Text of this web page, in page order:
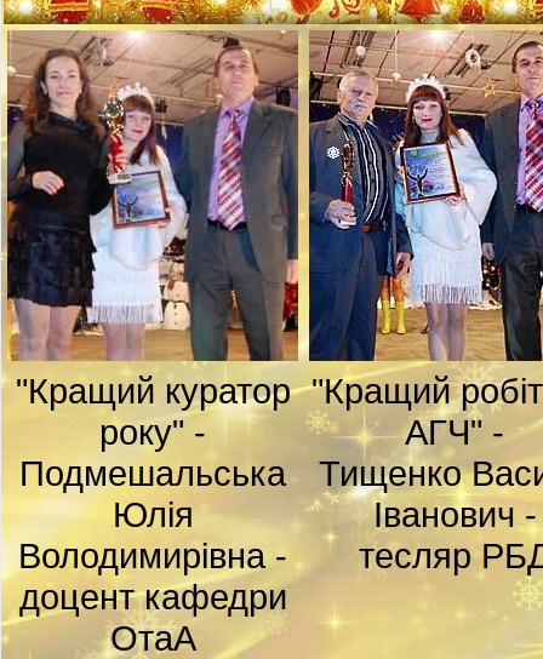
"Кращий куратор
року" -
Подмешальська
Юлія
Володимирівна -
доцент кафедри
ОтаА
"Кращий
АГЧ" -
Тищенко
Іванович -
тесляр